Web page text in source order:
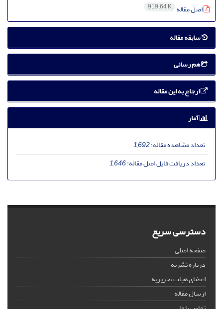
اصل مقاله 919.64 K
سابقه مقاله
هم رسانی
ارجاع به این مقاله
آمار
تعداد مشاهده مقاله:1,692
تعداد دریافت فایل اصل مقاله:1,646
دسترسی سریع
صفحه اصلی
درباره نشریه
اعضای هیات تحریریه
ارسال مقاله